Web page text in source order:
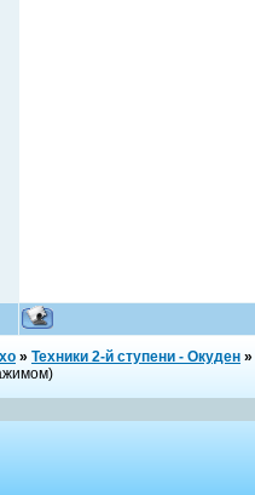
» Техники 2-й ступени - Окуден »